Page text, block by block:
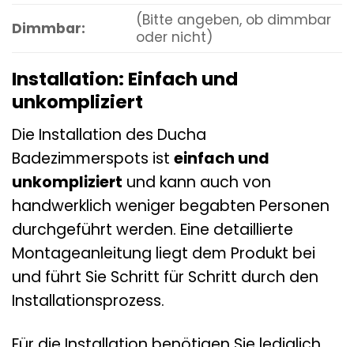
Dimmbar:
(Bitte angeben, ob dimmbar
oder nicht)
Installation: Einfach und
unkompliziert
Die Installation des Ducha
Badezimmerspots ist einfach und
unkompliziert und kann auch von
handwerklich weniger begabten Personen
durchgeführt werden. Eine detaillierte
Montageanleitung liegt dem Produkt bei
und führt Sie Schritt für Schritt durch den
Installationsprozess.